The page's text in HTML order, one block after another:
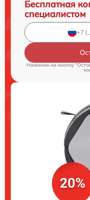
Бесплатная
специалистом
Нажимая на кнопку
20%